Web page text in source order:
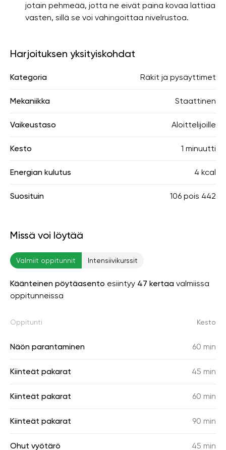
jotain pehmeää, jotta ne eivät paina kovaa lattiaa
vasten, sillä se voi vahingoittaa nivelrustoa.
Harjoituksen yksityiskohdat
Kategoria Räkit ja pysäyttimet
Mekaniikka Staattinen
Vaikeustaso Aloittelijoille
Kesto 1 minuutti
Energian kulutus 4 kcal
Suosituin 106 pois 442
Missä voi löytää
Valmiit oppitunnit Intensiivikurssit
Käänteinen pöytäasento esiintyy 47 kertaa valmiissa
oppitunneissa
Oppitunti Kesto
Näön parantaminen 60 min
Kiinteät pakarat 45 min
Kiinteät pakarat 60 min
Kiinteät pakarat 90 min
Ohut vyötärö 45 min